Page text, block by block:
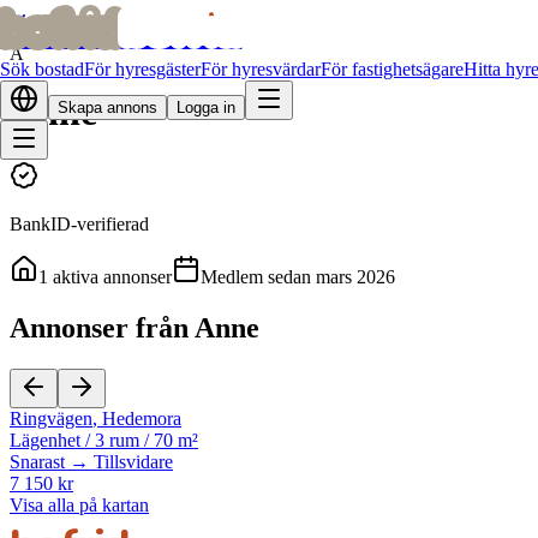
bofridbofrid
Sök bostadFör hyresgästerFör hyresvärdarFör fastighetsägareHitta
Skapa annons Logga in
Alla hyresvärdar
A
Anne
BankID-verifierad
1 aktiva annonser Medlem sedan mars 2026
Annonser från Anne
Ringvägen, Hedemora
Lägenhet /3 rum / 70 m²
Snarast → Tillsvidare
7 150 kr
Visa alla på kartan